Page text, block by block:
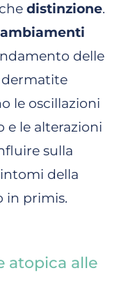
distinzione.
delle
dermatite
le oscillazioni
e le alterazioni
sulla
della
in primis.
atopica alle